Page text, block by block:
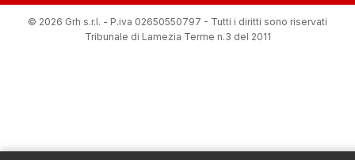
© 2026 Grh s.r.l. - P.iva 02650550797 - Tutti i diritti sono riservati
Tribunale di Lamezia Terme n.3 del 2011